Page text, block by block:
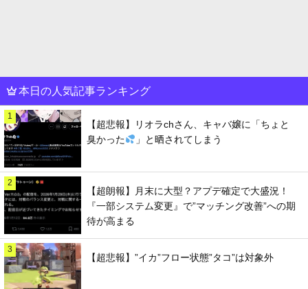
本日の人気記事ランキング
1
【超悲報】リオラchさん、キャバ嬢に「ちょと
臭かった
」と晒されてしまう
2
【超朗報】月末に大型？アプデ確定で大盛況！
『一部システム変更』で”マッチング改善”への期
待が高まる
3
【超悲報】”イカ”フロー状態”タコ”は対象外